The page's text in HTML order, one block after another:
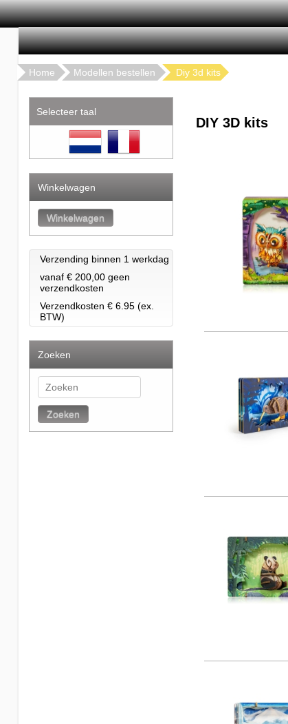
Home Modellen bestellen Diy 3d kits
Selecteer taal
Winkelwagen
Verzending binnen 1 werkdag
vanaf € 200,00 geen
verzendkosten
Verzendkosten € 6.95 (ex.
BTW)
Zoeken
Zoeken
DIY 3D kits